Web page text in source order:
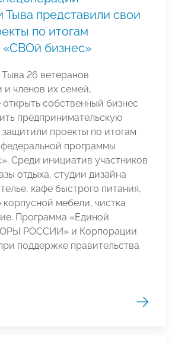
Тыва представили свои
по итогам
бизнес»
26 ветеранов
и членов их семей,
собственный бизнес
предпринимательскую
защитили проекты по итогам
программы
Среди инициатив участников
отдыха, студии дизайна
кафе быстрого питания,
корпусной мебели, чистка
Программа «Единой
РОССИИ» и Корпорации
поддержке правительства